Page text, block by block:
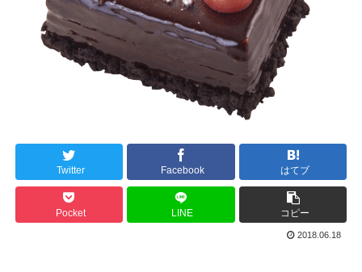
Twitter Facebook はてブ
Pocket LINE コピー
2018.06.18